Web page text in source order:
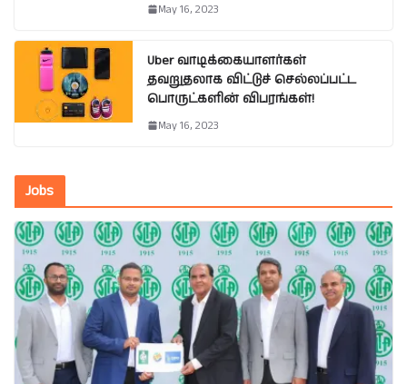
May 16, 2023
Uber வாடிக்கையாளர்கள்
தவறுதலாக விட்டுச் செல்லப்பட்ட
பொருட்களின் விபரங்கள்!
May 16, 2023
Jobs